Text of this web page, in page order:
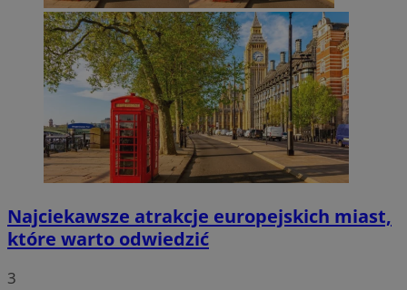
Najciekawsze atrakcje europejskich miast,
które warto odwiedzić
3